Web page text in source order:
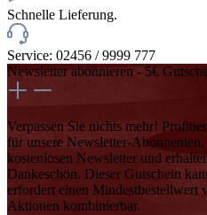
Schnelle Lieferung.
Service: 02456 / 9999 777
Newsletter abonnieren - 5€
Verpassen Sie nichts mehr!
für unsere Newsletter-
kostenlosen Newsletter und
Dankeschön. Dieser Gutschein
erfordert einen Mindestbestellwert
Aktionen kombinierbar.